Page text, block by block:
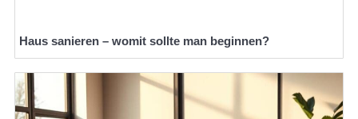
Haus sanieren – womit sollte man beginnen?